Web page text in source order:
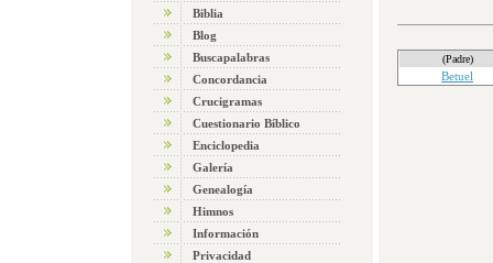
Biblia
Blog
Buscapalabras
Concordancia
Crucigramas
Cuestionario Bíblico
Enciclopedia
Galería
Genealogía
Himnos
Información
Privacidad
(Padre)
Betuel